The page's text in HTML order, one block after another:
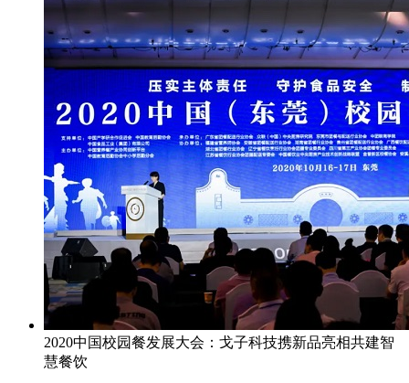
2020中国校园餐发展大会：戈子科技携新品亮相共建智
慧餐饮